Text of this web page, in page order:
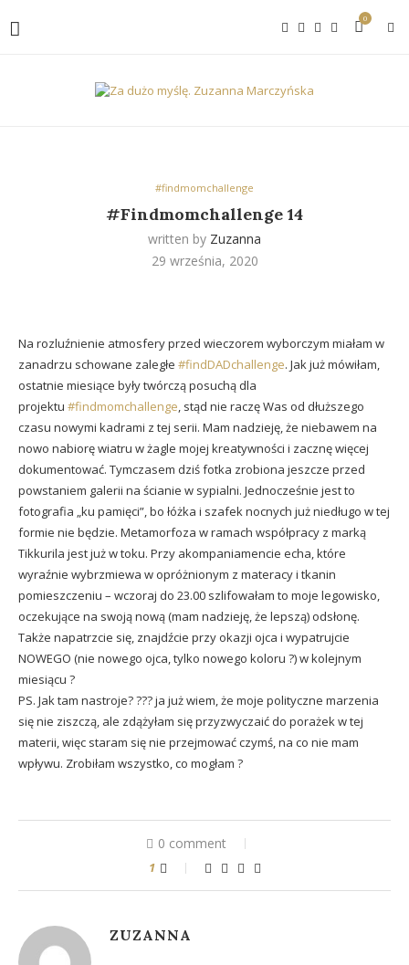
0
#findmomchallenge
#Findmomchallenge 14
written by Zuzanna
29 września, 2020
Na rozluźnienie atmosfery przed wieczorem wyborczym miałam w
zanadrzu schowane zaległe #findDADchallenge. Jak już mówiłam,
ostatnie miesiące były twórczą posuchą dla
projektu #findmomchallenge, stąd nie raczę Was od dłuższego
czasu nowymi kadrami z tej serii. Mam nadzieję, że niebawem na
nowo nabiorę wiatru w żagle mojej kreatywności i zacznę więcej
dokumentować. Tymczasem dziś fotka zrobiona jeszcze przed
powstaniem galerii na ścianie w sypialni. Jednocześnie jest to
fotografia „ku pamięci”, bo łóżka i szafek nocnych już niedługo w tej
formie nie będzie. Metamorfoza w ramach współpracy z marką
Tikkurila jest już w toku. Przy akompaniamencie echa, które
wyraźnie wybrzmiewa w opróżnionym z materacy i tkanin
pomieszczeniu – wczoraj do 23.00 szlifowałam to moje legowisko,
oczekujące na swoją nową (mam nadzieję, że lepszą) odsłonę.
Także napatrzcie się, znajdźcie przy okazji ojca i wypatrujcie
NOWEGO (nie nowego ojca, tylko nowego koloru ?) w kolejnym
miesiącu ?
PS. Jak tam nastroje? ??? ja już wiem, że moje polityczne marzenia
się nie ziszczą, ale zdążyłam się przyzwyczaić do porażek w tej
materii, więc staram się nie przejmować czymś, na co nie mam
wpływu. Zrobiłam wszystko, co mogłam ?
0 comment
1
ZUZANNA